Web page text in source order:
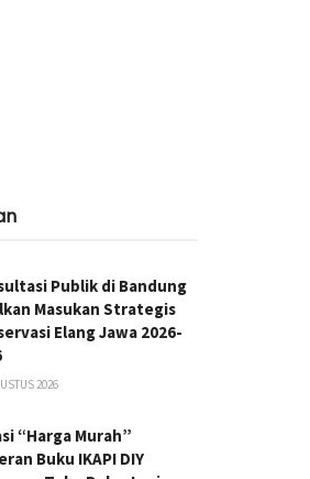
Publik di Bandung
Masukan Strategis
Elang Jawa 2026-
2026
“Harga Murah”
Buku IKAPI DIY